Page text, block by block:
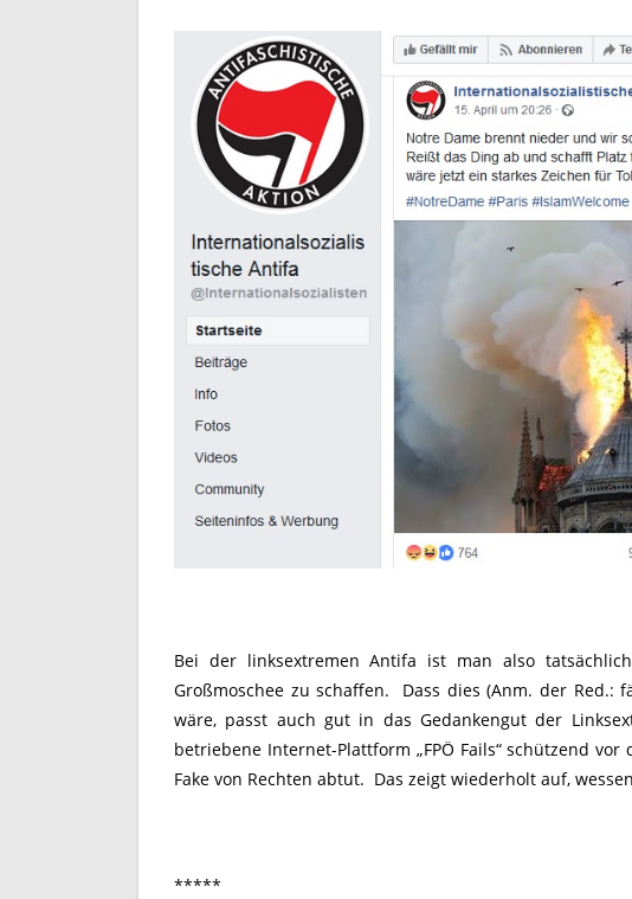
Bei der linksextremen Antifa ist man also
Großmoschee zu schaffen. Dass dies (Anm. der Red.:
wäre, passt auch gut in das Gedankengut der
betriebene Internet-Plattform „FPÖ Fails“ schützend
Fake von Rechten abtut. Das zeigt wiederholt auf,
*****